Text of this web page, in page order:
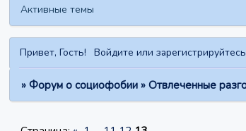
Активные темы
Привет, Гость! Войдите илизарегистрируйтесь
» Форум о социофобии » Отвлеченные